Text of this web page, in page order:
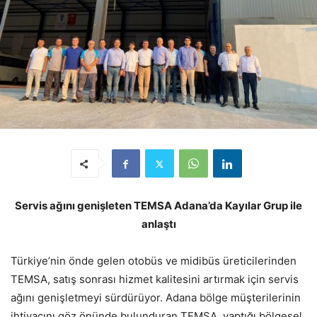
Servis ağını genişleten TEMSA Adana’da Kayılar Grup ile
anlaştı
Türkiye’nin önde gelen otobüs ve midibüs üreticilerinden
TEMSA, satış sonrası hizmet kalitesini artırmak için servis
ağını genişletmeyi sürdürüyor. Adana bölge müşterilerinin